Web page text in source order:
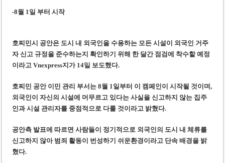
베트남 MB은행, 2026년 수익 목표 자신…부동산 대출 비율 13% 고수
‘1,000억 달러 남북고속철 투자’ 호언장담 메콜로르 회장 체포
베트남 세무당국, 납세자 정보 공개 기준·절차 명확화
-8월 1일 부터 시작
호찌민시 공안은 도시 내 외국인을 수용하는 모든 시설이 외국인 거주
자 신고 규정을 준수하는지 확인하기 위해 한 달간 점검에 착수할 예정
이라고 Vnexpress지가 14일 보도했다.
호찌민 공안 이민 관리 부서는 8월 1일부터 이 캠페인이 시작될 것이며,
외국인이 자신의 시설에 머무르고 있다는 사실을 신고하지 않는 집주
인과 시설 관리자를 중점적으로 다룰 것이라고 밝혔다.
공안측 발표에 따르면 사람들이 정기적으로 외국인의 도시 내 체류를
신고하지 않아 범죄 활동이 번성하기 쉬운환경이라고 단속 배경을 밝
혔다.